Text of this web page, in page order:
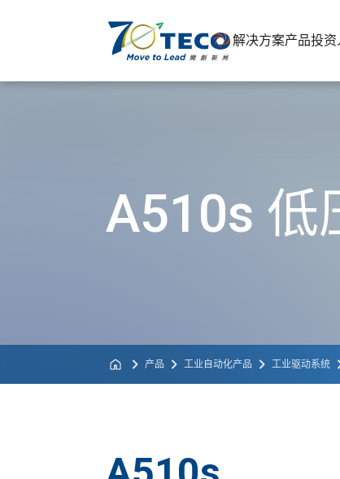
解决方案产品投资
A510s 低
产品 工业自动化产品 工业驱动系统